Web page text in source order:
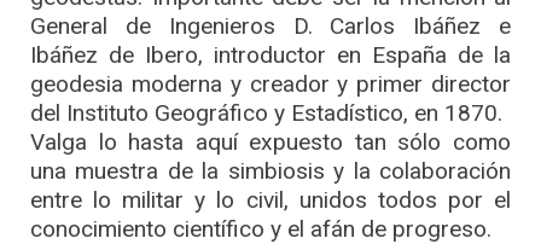
General de Ingenieros D. Carlos Ibáñez e
Ibáñez de Ibero, introductor en España de la
geodesia moderna y creador y primer director
del Instituto Geográfico y Estadístico, en 1870.
Valga lo hasta aquí expuesto tan sólo como
una muestra de la simbiosis y la colaboración
entre lo militar y lo civil, unidos todos por el
conocimiento científico y el afán de progreso.